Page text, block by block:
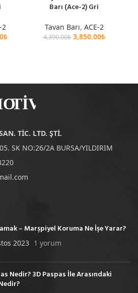
2
₺
Barı (Ace-2) Gri
Tavan Barı, ACE-2
4,390.00₺ 3,850.00₺
TİC. LTD. ŞTİ.
SK NO:26/2A BURSA/YILDIRIM
– Marşpiyel Koruma Ne İşe Yarar?
2023 1 yorum
Nedir? 3D Paspas İle Arasındaki